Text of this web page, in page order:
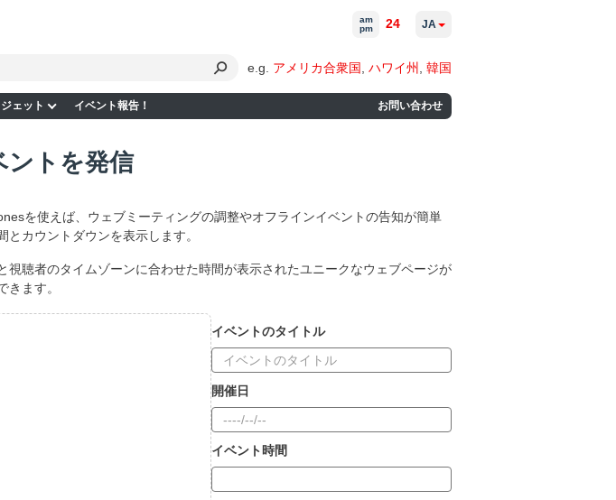
e.g. アメリカ合衆国 ハワイ州 韓国
ェット イベント報告！ お問い合わせ
am
pm
24 JA
ントを発信
を使えば、ウェブミーティングの調整やオフラインイベントの告知が簡単
カウントダウンを表示します。
聴者のタイムゾーンに合わせた時間が表示されたユニークなウェブページが
ます。
イベントのタイトル
開催日
イベント時間